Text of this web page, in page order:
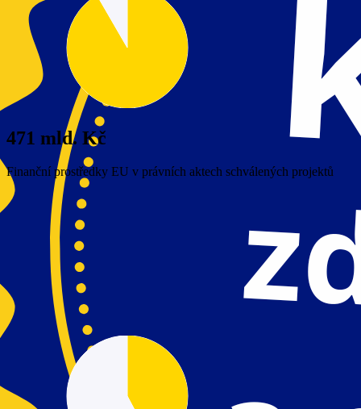
471 mld. Kč
Finanční prostředky EU v právních aktech schválených projektů